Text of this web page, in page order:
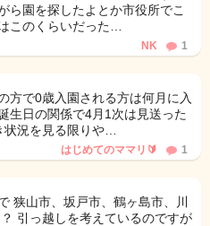
ら園を探したよとか市役所でこ
このくらいだった…
NK 1
方で0歳入園される方は何月に入
生日の関係で4月1次は見送った
況を見る限りや…
はじめてのママリ🔰 1
狭山市、坂戸市、鶴ヶ島市、川
引っ越しを考えているのですが